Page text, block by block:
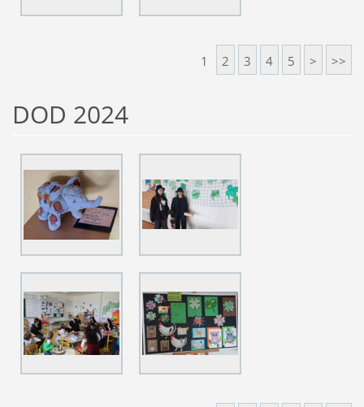
1 2 3 4 5 > >>
DOD 2024